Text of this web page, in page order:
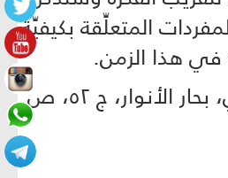
المتعلِّقة بكيفيِّة
هذا الزمن.
العلاّمة المجلسي، بحار الأنوار، ج ٥٢، ص